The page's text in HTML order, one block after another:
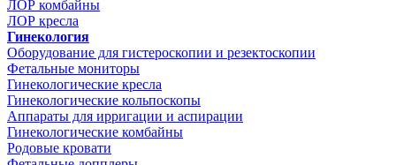
ЛОР комбайны
ЛОР кресла
Гинекология
Оборудование для гистероскопии и резектоскопии
Фетальные мониторы
Гинекологические кресла
Гинекологические кольпоскопы
Аппараты для ирригации и аспирации
Гинекологические комбайны
Родовые кровати